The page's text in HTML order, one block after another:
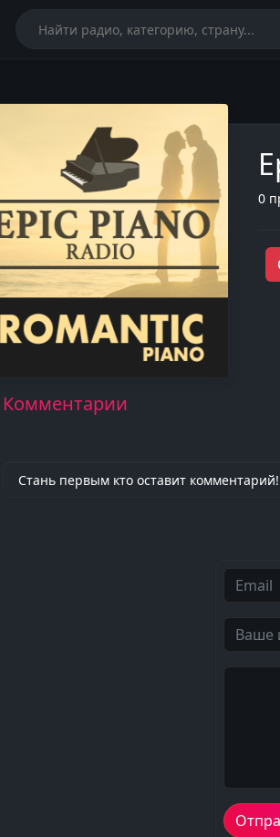
0
Комментарии
Стань первым кто оставит комментарий!